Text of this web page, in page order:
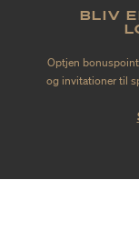
BLIV
Optjen
og invitationer til